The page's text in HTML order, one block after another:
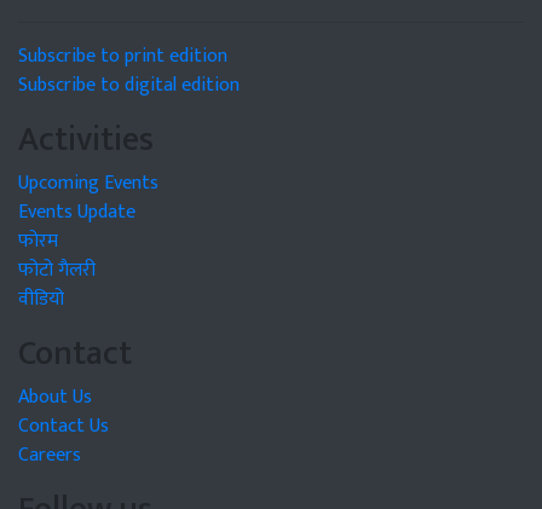
Subscribe to print edition
Subscribe to digital edition
Activities
Upcoming Events
Events Update
फोरम
फोटो गैलरी
वीडियो
Contact
About Us
Contact Us
Careers